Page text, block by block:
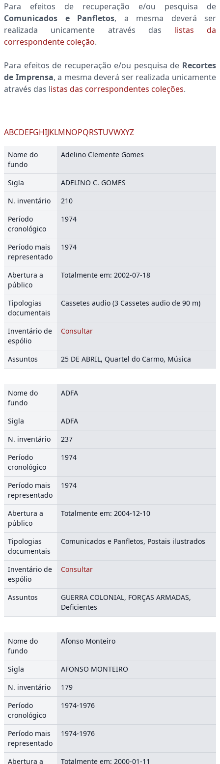
Para efeitos de recuperação e/ou pesquisa de
Comunicados e Panfletos, a mesma deverá ser
realizada unicamente através das listas da
correspondente coleção.
Para efeitos de recuperação e/ou pesquisa de Recortes
de Imprensa, a mesma deverá ser realizada unicamente
através das listas das correspondentes coleções.
ABCDEFGHIJKLMNOPQRSTUVWXYZ
Nome do
fundo
Adelino Clemente Gomes
Sigla
ADELINO C. GOMES
N. inventário
210
Período
cronológico
1974
Período mais
representado
1974
Abertura a
público
Totalmente em: 2002-07-18
Tipologias
documentais
Cassetes audio (3 Cassetes audio de 90 m)
Inventário de
espólio
Consultar
Assuntos 25 DE ABRIL, Quartel do Carmo, Música
Nome do
fundo
ADFA
Sigla
ADFA
N. inventário
237
Período
cronológico
1974
Período mais
representado
1974
Abertura a
público
Totalmente em: 2004-12-10
Tipologias
documentais
Comunicados e Panfletos, Postais ilustrados
Inventário de
espólio
Consultar
Assuntos
GUERRA COLONIAL, FORÇAS ARMADAS,
Deficientes
Nome do
fundo
Afonso Monteiro
Sigla
AFONSO MONTEIRO
N. inventário
179
Período
cronológico
1974-1976
Período mais
representado
1974-1976
Abertura a Totalmente em: 2000-01-11